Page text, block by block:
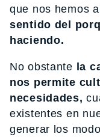
que nos hemos
sentido del
haciendo.
No obstante la
nos permite
necesidades,
existentes en
generar los